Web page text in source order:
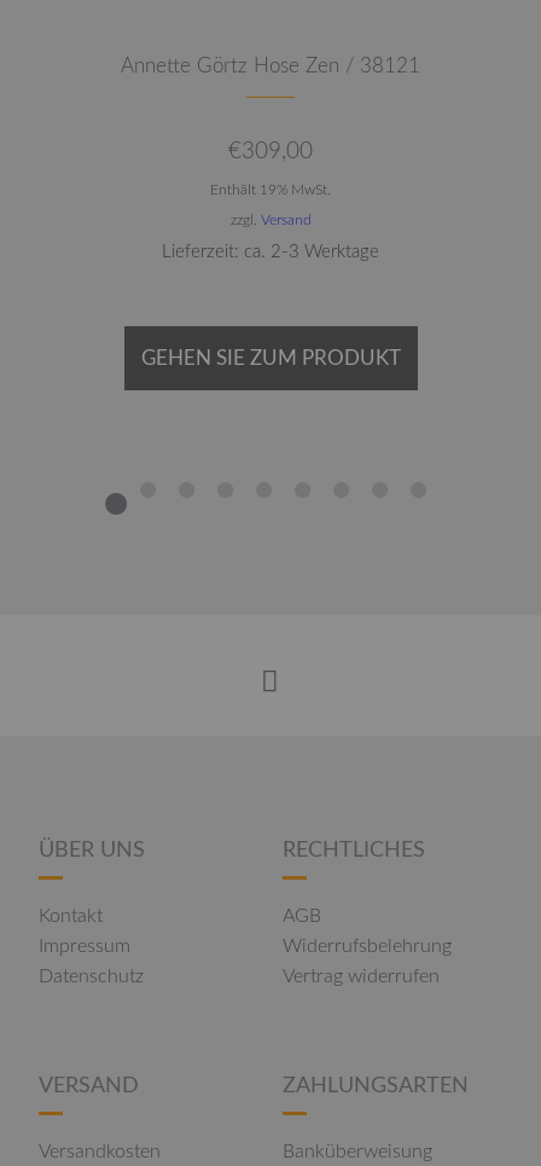
Annette Görtz Hose Zen / 38121
€309,00
Enthält 19% MwSt.
zzgl. Versand
Lieferzeit: ca. 2-3 Werktage
GEHEN SIE ZUM PRODUKT
1
ÜBER UNS
Kontakt
Impressum
Datenschutz
RECHTLICHES
AGB
Widerrufsbelehrung
Vertrag widerrufen
VERSAND
Versandkosten
ZAHLUNGSARTEN
Banküberweisung